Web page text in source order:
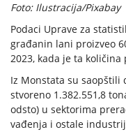
Foto: Ilustracija/Pixabay
Podaci Uprave za
građanin lani proizveo
2023, kada je ta količina
Iz Monstata su saopštili
stvoreno 1.382.551,8
odsto) u sektorima
vađenja i ostale